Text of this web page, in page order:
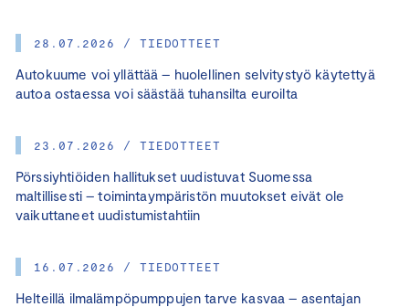
28.07.2026 / TIEDOTTEET
Autokuume voi yllättää – huolellinen selvitystyö käytettyä
autoa ostaessa voi säästää tuhansilta euroilta
23.07.2026 / TIEDOTTEET
Pörssiyhtiöiden hallitukset uudistuvat Suomessa
maltillisesti – toimintaympäristön muutokset eivät ole
vaikuttaneet uudistumistahtiin
16.07.2026 / TIEDOTTEET
Helteillä ilmalämpöpumppujen tarve kasvaa – asentajan